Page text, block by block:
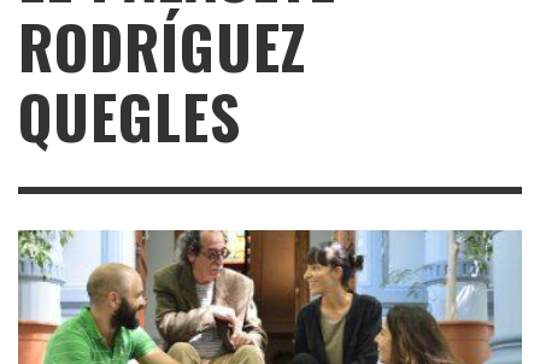
RODRÍGUEZ
QUEGLES